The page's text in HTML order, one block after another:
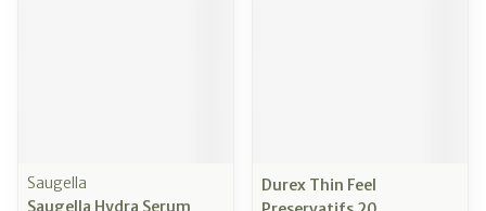
Saugella
Saugella Hydra Serum
Durex Thin Feel